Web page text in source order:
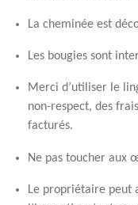
La cheminée est
Les bougies sont
Merci d’utiliser le
non-respect, des
facturés.
Ne pas toucher aux
Le propriétaire peut